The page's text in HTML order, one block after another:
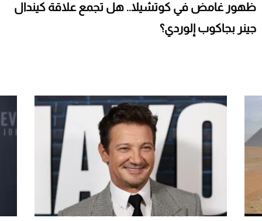
ظهور غامض في كوتشيلا.. هل تجمع علاقة كيندال
جينر بجاكوب إلوردي؟